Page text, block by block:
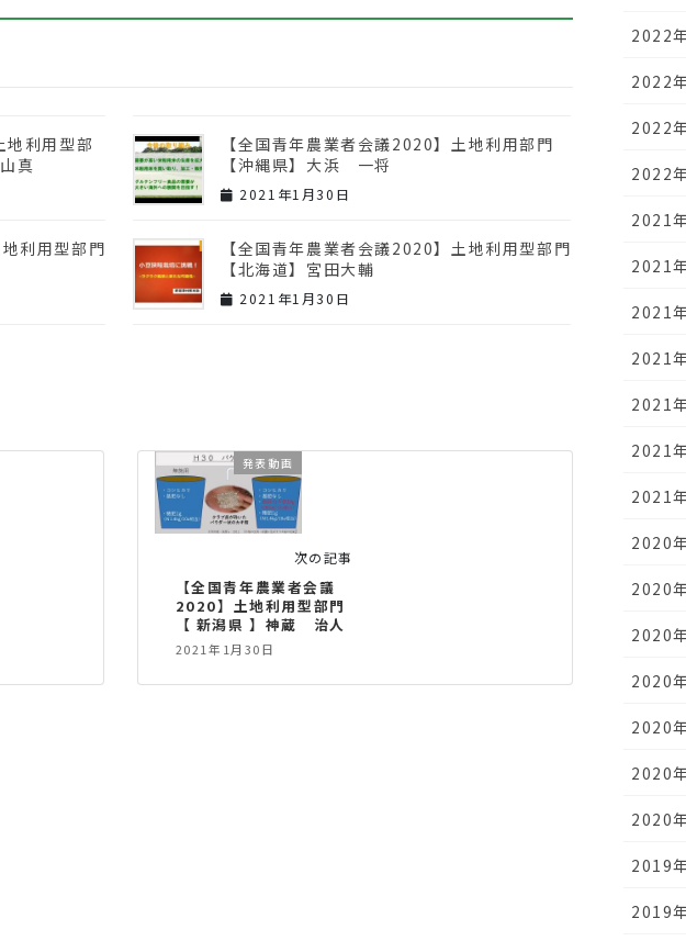
地利用型部
真
【全国青年農業者会議2020】土地利用部門
【沖縄県】大浜 一将
2021年1月30日
利用型部門
【全国青年農業者会議2020】土地利用型部門
【北海道】宮田大輔
2021年1月30日
発表動画
次の記事
【全国青年農業者会議
2020】土地利用型部門
【 新潟県 】神蔵 治人
2021年1月30日
2022
2022
2022
2022
2021
2021
2021
2021
2021
2021
2021
2020
2020
2020
2020
2020
2020
2020
2019
2019